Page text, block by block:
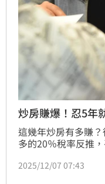
炒房賺爆！忍5
這幾年炒房有多賺
多的20％稅率反推
增值。（陳韋帆）
2025/12/07 07:43